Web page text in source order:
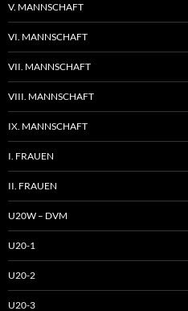
V. MANNSCHAFT
VI. MANNSCHAFT
VII. MANNSCHAFT
VIII. MANNSCHAFT
IX. MANNSCHAFT
I. FRAUEN
II. FRAUEN
U20W – DVM
U20-1
U20-2
U20-3